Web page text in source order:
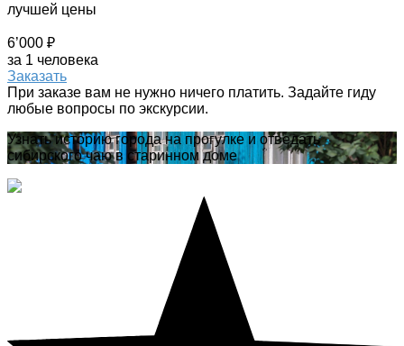
лучшей цены
6’000 ₽
за 1 человека
Заказать
При заказе вам не нужно ничего платить. Задайте гиду
любые вопросы по экскурсии.
Узнать историю города на прогулке и отведать
сибирского чаю в старинном доме